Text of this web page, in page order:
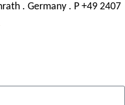
. Germany . P +49 2407